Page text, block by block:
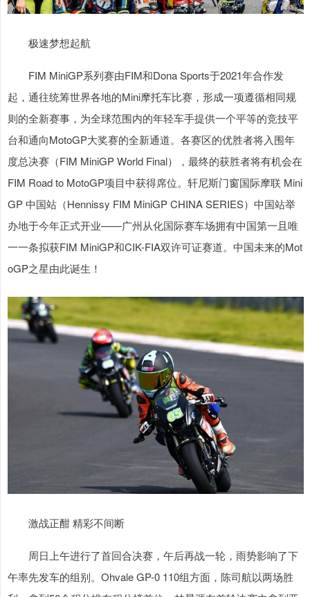
极速梦想起航
FIM MiniGP系列赛由FIM和Dona Sports于2021年合作发
起，通往统筹世界各地的Mini摩托车比赛，形成一项遵循相同规
则的全新赛事，为全球范围内的年轻车手提供一个平等的竞技平
台和通向MotoGP大奖赛的全新通道。各赛区的优胜者将入围年
度总决赛（FIM MiniGP World Final），最终的获胜者将有机会在
FIM Road to MotoGP项目中获得席位。轩尼斯门窗国际摩联 Mini
GP 中国站（Hennissy FIM MiniGP CHINA SERIES）中国站举
办地于今年正式开业——广州从化国际赛车场拥有中国第一且唯
一一条拟获FIM MiniGP和CIK-FIA双许可证赛道。中国未来的Mot
oGP之星由此诞生！
激战正酣 精彩不间断
周日上午进行了首回合决赛，午后再战一轮，雨势影响了下
午率先发车的组别。Ohvale GP-0 110组方面，陈司航以两场胜